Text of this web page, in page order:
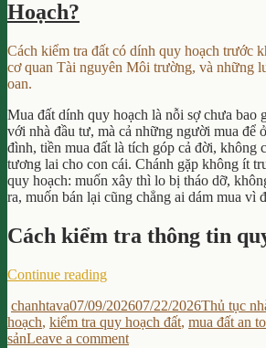
Các
Khoản
Biết”
Hoạch?
Cách kiểm tra đất có dính quy hoạch trước
cơ quan Tài nguyên Môi trường, và những
oan.
Mua đất dính quy hoạch là nỗi sợ chưa bao
với nhà đầu tư, mà cả những người mua để
đình, tiền mua đất là tích góp cả đời, không
tương lai cho con cái. Chánh gặp không ít
quy hoạch: muốn xây thì lo bị tháo dỡ,
ra, muốn bán lại cũng chẳng ai dám mua vì
Cách kiểm tra thông tin
Continue reading“Làm
Để
Tránh
Mua
Author
chanhtavaPosted
on
07/09/202607/22/2026Categories
Thủ tục
hoạch, kiểm tra quy hoạch đất, mua đất an
sảnLeave a commenton